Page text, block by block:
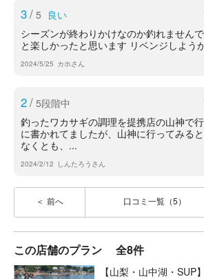
3/ 5 良い
シーズンが終わりかけなのか釣れません
と楽しかったと思います リベンジしよう
2024/5/25 カホさん
2/ 5段階中
釣ったワカサギの調理を提携店の山神で
に書かれてましたが、山神に行ってみる
なくとも、...
2024/2/12 しんたろうさん
前へ 口コミ一覧（5）
この店舗のプラン 全8件
【山梨・山中湖・SUP